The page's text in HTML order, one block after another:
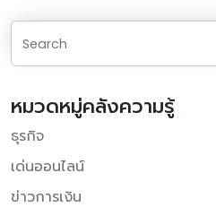
หมวดหมู่คลังความรู้
ธุรกิจ
เด่นออนไลน์
ข่าวการเงิน